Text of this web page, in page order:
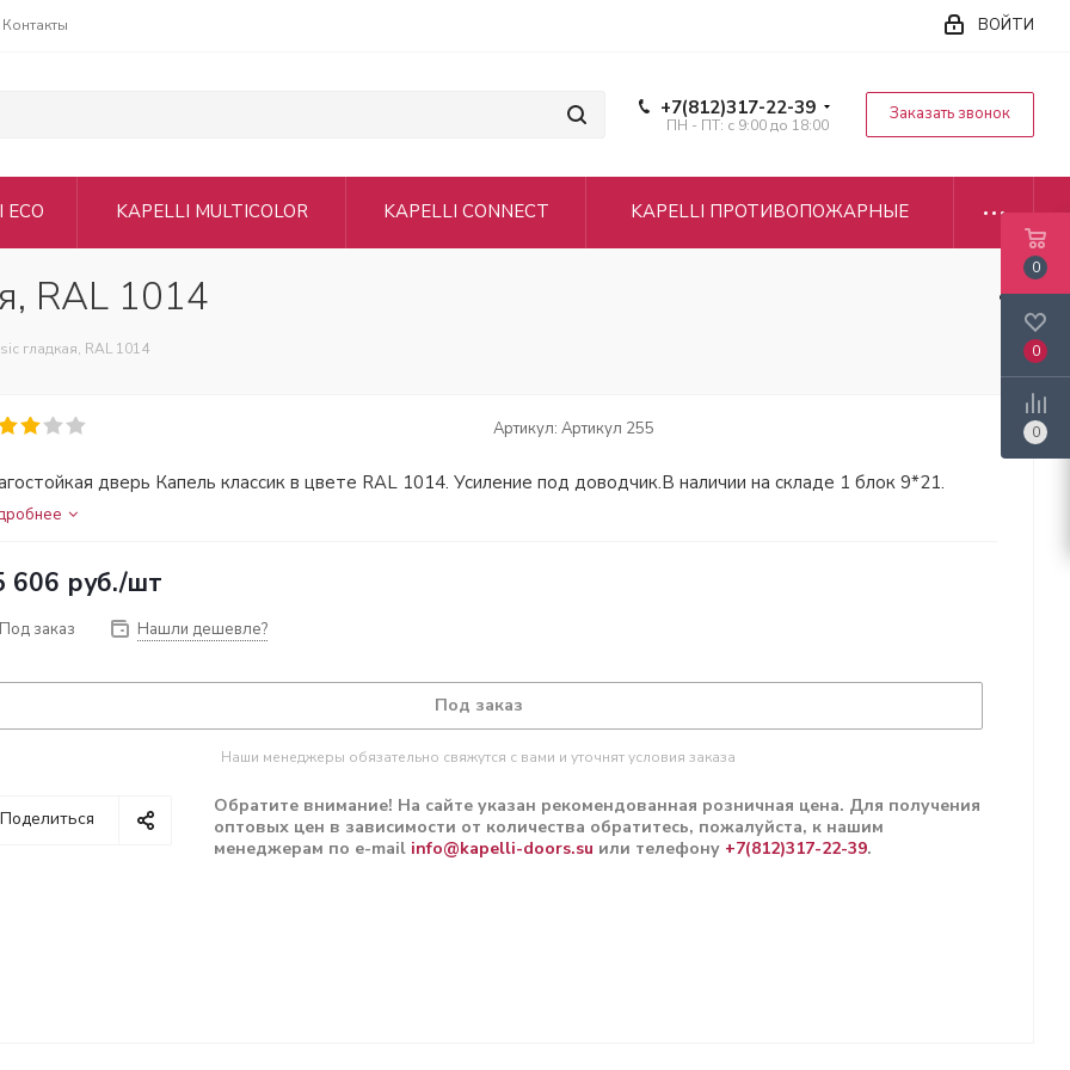
Контакты ВОЙТИ
+7(812)317-22-39
ПН - ПТ: с 9:00 до 18:00
Заказать звонок
ECO KAPELLI MULTICOLOR KAPELLI CONNECT KAPELLI ПРОТИВОПОЖАРНЫЕ
RAL 1014
гладкая, RAL 1014
Артикул: Артикул 255
дверь Капель классик в цвете RAL 1014. Усиление под доводчик.В наличии на складе 1 блок 9*21.
606 руб./шт
заказ Нашли дешевле?
Под заказ
Наши менеджеры обязательно свяжутся с вами и уточнят условия заказа
Поделиться
Обратите внимание! На сайте указан рекомендованная розничная цена. Для получения
оптовых цен в зависимости от количества обратитесь, пожалуйста, к нашим
менеджерам по e-mail info@kapelli-doors.su или телефону +7(812)317-22-39.
0
0
0